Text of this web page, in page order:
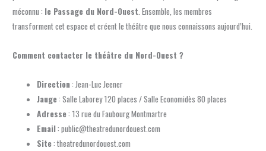
méconnu : le Passage du Nord-Ouest . Ensemble, les membres
transforment cet espace et créent le théâtre que nous connaissons aujourd’hui.
Comment contacter le théâtre du Nord-Ouest ?
Direction: Jean-Luc Jeener
Jauge: Salle Laborey 120 places / Salle Economidès 80 places
Adresse: 13 rue du Faubourg Montmartre
Email: public@theatredunordouest.com
Site: theatredunordouest.com